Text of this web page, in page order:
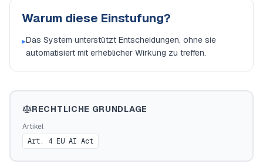
Warum diese Einstufung?
▸Das System unterstützt Entscheidungen, ohne sie
automatisiert mit erheblicher Wirkung zu treffen.
RECHTLICHE GRUNDLAGE
Artikel
Art. 4 EU AI Act